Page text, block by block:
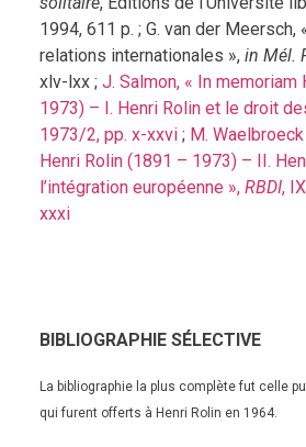
1994, 611 p. ; G. van der Meersch,
relations internationales », in Mél.
xlv-lxx ; J. Salmon, « In memoriam
1973) – I. Henri Rolin et le droit
1973/2, pp. x-xxvi; M.
Henri Rolin (1891 – 1973) – II.
l’intégration européenne », RBDI,
xxxi
BIBLIOGRAPHIE SÉLECTIVE
La bibliographie la plus complète fut celle
qui furent offerts à Henri Rolin en 1964.